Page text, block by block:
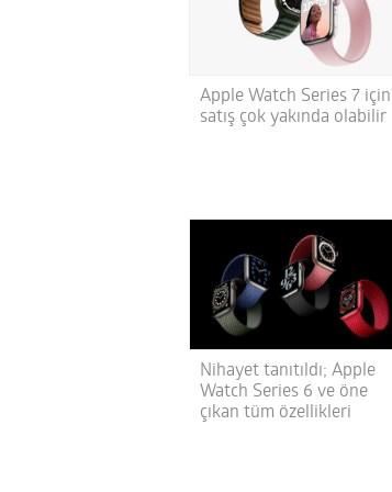
Apple Watch Series 7 için
satış çok yakında olabilir
Nihayet tanıtıldı; Apple
Watch Series 6 ve öne
çıkan tüm özellikleri